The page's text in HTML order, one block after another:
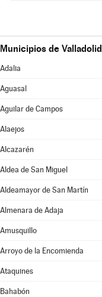
Municipios de Valladolid
Adalia
Aguasal
Aguilar de Campos
Alaejos
Alcazarén
Aldea de San Miguel
Aldeamayor de San Martín
Almenara de Adaja
Amusquillo
Arroyo de la Encomienda
Ataquines
Bahabón